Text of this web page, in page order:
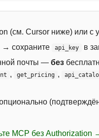
(см. Cursor ниже) или с
→ сохраните api_key
в
почты — без
, get_pricing ,
MCP без Authorization